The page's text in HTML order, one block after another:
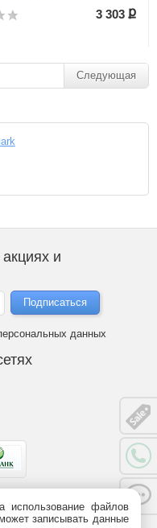
3 303 ք
Следующая
и
данных
ГК РФ). Информация о
использование файлов
записывать данные